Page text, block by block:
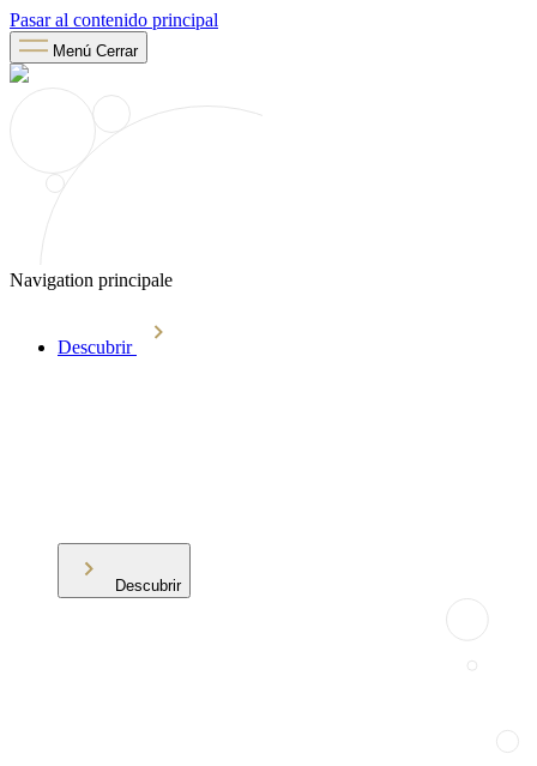
Pasar al contenido principal
Menú Cerrar
Navigation principale
Descubrir
Descubrir